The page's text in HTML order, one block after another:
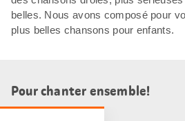
belles. Nous avons composé pour
plus belles chansons pour enfants.
Pour chanter ensemble!